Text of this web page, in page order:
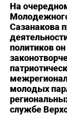
На
Сазанакова
политиков
молодых
службе